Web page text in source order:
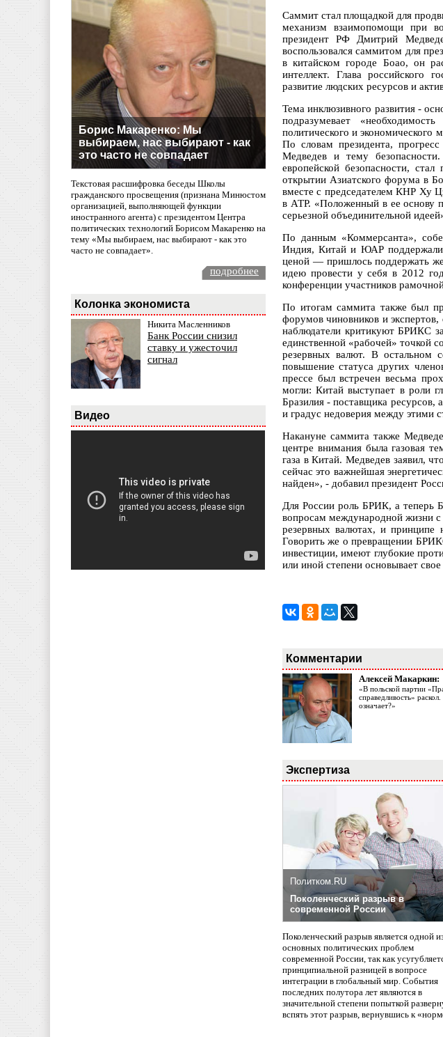
Борис Макаренко: Мы
выбираем, нас выбирают - как
это часто не совпадает
Текстовая расшифровка беседы Школы
гражданского просвещения (признана Минюстом
организацией, выполняющей функции
иностранного агента) с президентом Центра
политических технологий Борисом Макаренко на
тему «Мы выбираем, нас выбирают - как это
часто не совпадает».
подробнее
Колонка экономиста
Никита Масленников
Банк России снизил
ставку и ужесточил
сигнал
Видео
Саммит стал площадкой для
механизм взаимопомощи при
президент РФ Дмитрий
воспользовался саммитом для
в китайском городе Боао, он
интеллект. Глава российского
развитие людских ресурсов и
Тема инклюзивного развития -
подразумевает
политического и экономического
По словам президента,
Медведев и тему
европейской безопасности,
открытии Азиатского форума в
вместе с председателем КНР Ху
в АТР. «Положенный в ее основу
серьезной объединительной
По данным «Коммерсанта»,
Индия, Китай и ЮАР поддержали
ценой — пришлось поддержать
идею провести у себя в 2012
конференции участников
По итогам саммита также был
форумов чиновников и
наблюдатели критикуют БРИКС
единственной «рабочей» точкой
резервных валют. В остальном
повышение статуса других
прессе был встречен весьма
могли: Китай выступает в роли
Бразилия - поставщика ресурсов,
и градус недоверия между этими
Накануне саммита также
центре внимания была газовая
газа в Китай. Медведев заявил,
сейчас это важнейшая
найден», - добавил президент
Для России роль БРИК, а теперь
вопросам международной жизни
резервных валютах, и
Говорить же о превращении
инвестиции, имеют глубокие
или иной степени основывает
Комментарии
Алексей Макаркин:
«В польской партии
справедливость»
означает?»
Экспертиза
Политком.RU
Поколенческий разрыв в
современной России
Поколенческий разрыв является одной
основных политических проблем
современной России, так как
принципиальной разницей в вопросе
интеграции в глобальный мир. События
последних полутора лет являются в
значительной степени попыткой
вспять этот разрыв, вернувшись к